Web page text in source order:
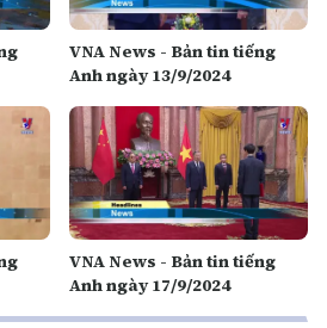
VNA News - Bản tin tiếng
Anh ngày 13/9/2024
VNA News - Bản tin tiếng
Anh ngày 17/9/2024